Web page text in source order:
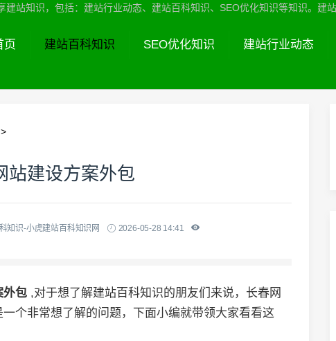
建站知识，包括：建站行业动态、建站百科知识、SEO优化知识等知识。建
页 建站百科知识 SEO优化知识 建站行业动态
>
站建设方案外包
知识-小虎建站百科知识网
2026-05-28 14:41
外包 ,对于想了解建站百科知识的朋友们来说，长春网
个非常想了解的问题，下面小编就带领大家看看这